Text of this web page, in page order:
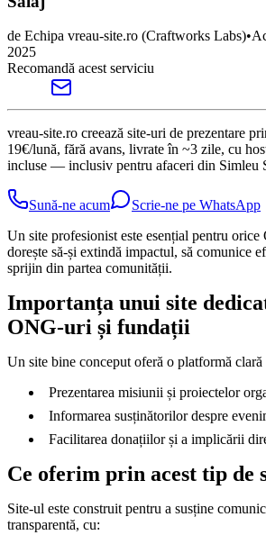
de Echipa vreau-site.ro (Craftworks Labs)•
2025
Recomandă acest serviciu
vreau-site.ro creează site-uri de prezentare
19€/lună, fără avans, livrate în ~3 zile, cu
incluse — inclusiv pentru afaceri din Simleu
Sună-ne acum
Scrie-ne pe WhatsApp
Un site profesionist este esențial pentru
dorește să-și extindă impactul, să comunice
sprijin din partea comunității.
Importanța unui site
ONG-uri și fundații
Un site bine conceput oferă o platformă clară
Prezentarea misiunii și proiectelor
Informarea susținătorilor despre
Facilitarea donațiilor și a implicării
Ce oferim prin acest tip de
Site-ul este construit pentru a susține
transparentă, cu: